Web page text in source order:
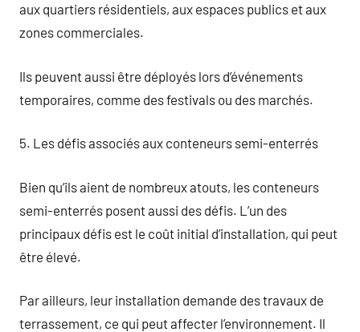
aux quartiers résidentiels, aux espaces publics et aux
zones commerciales.
Ils peuvent aussi être déployés lors d’événements
temporaires, comme des festivals ou des marchés.
5. Les défis associés aux conteneurs semi-enterrés
Bien qu’ils aient de nombreux atouts, les conteneurs
semi-enterrés posent aussi des défis. L’un des
principaux défis est le coût initial d’installation, qui peut
être élevé.
Par ailleurs, leur installation demande des travaux de
terrassement, ce qui peut affecter l’environnement. Il